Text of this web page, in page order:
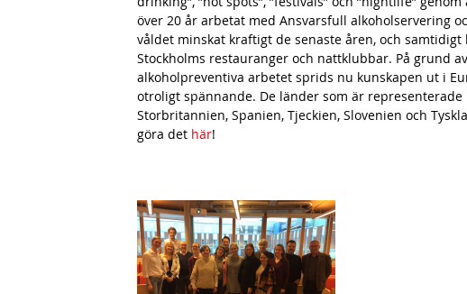
n
a
v
b
a
över 20 år arbetat med Ansvarsfull alkoholservering
våldet minskat kraftigt de senaste åren, och
Stockholms restauranger och nattklubbar. På grund
alkoholpreventiva arbetet sprids nu kunskapen ut i
otroligt spännande. De länder som är representerade
Storbritannien, Spanien, Tjeckien, Slovenien och
göra det här!